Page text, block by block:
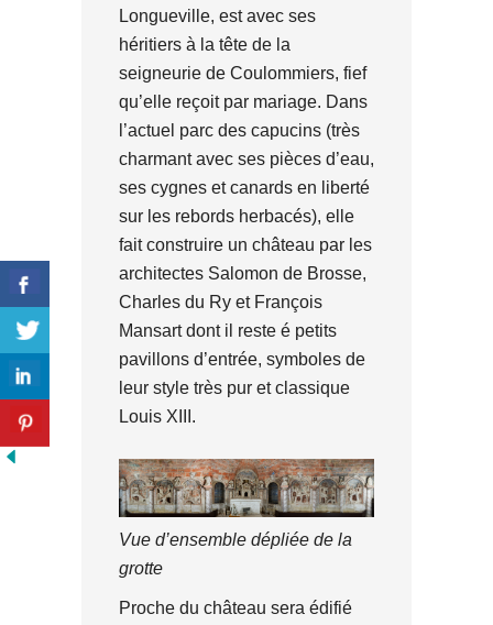
Longueville, est avec ses
héritiers à la tête de la
seigneurie de Coulommiers, fief
qu’elle reçoit par mariage. Dans
l’actuel parc des capucins (très
charmant avec ses pièces d’eau,
ses cygnes et canards en liberté
sur les rebords herbacés), elle
fait construire un château par les
architectes Salomon de Brosse,
Charles du Ry et François
Mansart dont il reste é petits
pavillons d’entrée, symboles de
leur style très pur et classique
Louis XIII.
Vue d’ensemble dépliée de la
grotte
Proche du château sera édifié